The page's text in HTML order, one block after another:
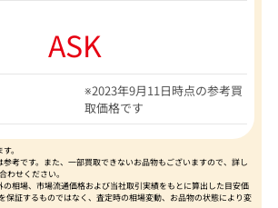
ASK
※2023年9月11日時点の参考買
取価格です
。
考です。また、一部買取できないお品物もございますので、詳し
わせください。
相場、市場流通価格および当社取引実績をもとに算出した目安価
保証するものではなく、査定時の相場変動、お品物の状態により変